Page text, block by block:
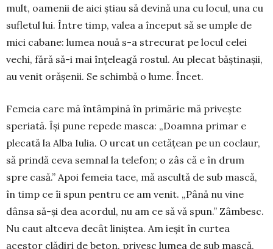
mult, oamenii de aici știau să devină una cu locul, una cu
sufletul lui. Între timp, valea a început să se umple de
mici cabane: lumea nouă s-a stre­curat pe locul celei
vechi, fără să-i mai înțeleagă rostul. Au plecat băști­nașii,
au venit orășenii. Se schimbă o lume. Încet.
Femeia care mă întâmpină în pri­mărie mă privește
speriată. Își pune repede masca: „Doamna primar e
ple­cată la Alba Iulia. O urcat un cetă­țean pe un coclaur,
să prindă ceva semnal la telefon; o zâs că e în drum
spre casă.” Apoi femeia tace, mă as­cultă de sub mască,
în timp ce îi spun pentru ce am venit. „Până nu vine
dânsa să-și dea acordul, nu am ce să vă spun.” Zâmbesc.
Nu caut altceva decât liniștea. Am ieșit în curtea
acestor clă­diri de beton, pri­vesc lumea de sub mască,